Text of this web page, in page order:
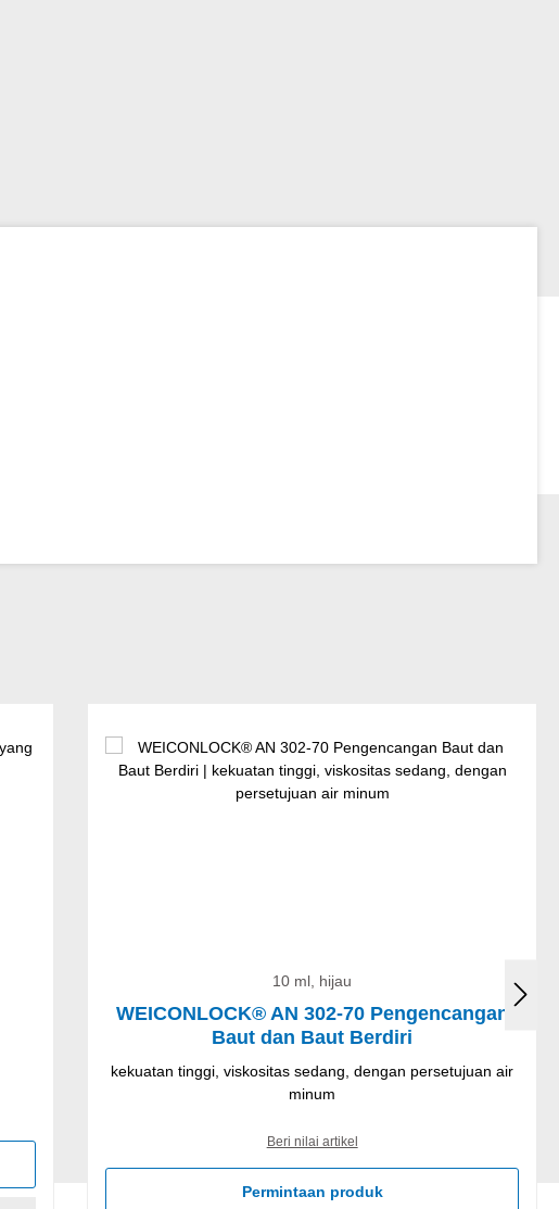
10 ml, hijau
WEICONLOCK® AN 302-70 Pengencangan
Baut dan Baut Berdiri
kekuatan tinggi, viskositas sedang, dengan persetujuan air
minum
Beri nilai artikel
Permintaan produk